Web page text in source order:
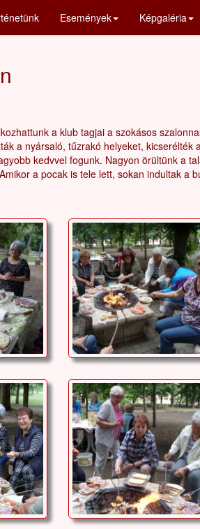
Események Képgaléria
a klub tagjai a szokásos
a nyársaló, tűzrakó helyeket,
kedvvel fogunk. Nagyon örültünk a
Amikor a pocak is tele lett, sokan indultak a